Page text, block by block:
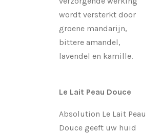
wordt versterkt door
groene mandarijn,
bittere amandel,
lavendel en kamille.
Le Lait Peau Douce
Absolution Le Lait Peau
Douce geeft uw huid